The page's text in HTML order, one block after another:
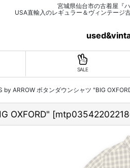
宮城県仙台市の古着屋『
USA直輸入のレギュラー＆ヴィンテージ
SALE
by ARROW ボタンダウンシャツ "BIG
OXFORD" [